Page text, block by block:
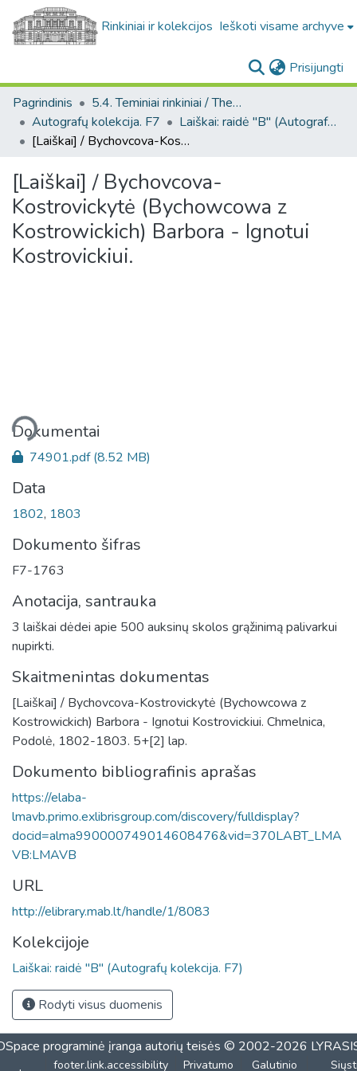
Rinkiniai ir kolekcijos Ieškoti visame archyve
Prisijungti
Pagrindinis
5.4. Teminiai rinkiniai / Thematic collections
Autografų kolekcija. F7
Laiškai: raidė "B" (Autografų kolekcija. F7)
[Laiškai] / Bychovcova-Kostrovickytė (Bychowcowa z Kostrowickich) Barbora - Ignotui Kostrovickiui.
[Laiškai] / Bychovcova-
Kostrovickytė (Bychowcowa z
Kostrowickich) Barbora - Ignotui
Kostrovickiui.
Dokumentai
74901.pdf(8.52 MB)
Data
1802, 1803
Dokumento šifras
F7-1763
Anotacija, santrauka
3 laiškai dėdei apie 500 auksinų skolos grąžinimą palivarkui
nupirkti.
Skaitmenintas dokumentas
[Laiškai] / Bychovcova-Kostrovickytė (Bychowcowa z
Kostrowickich) Barbora - Ignotui Kostrovickiui. Chmelnica,
Podolė, 1802-1803. 5+[2] lap.
Dokumento bibliografinis aprašas
https://elaba-
lmavb.primo.exlibrisgroup.com/discovery/fulldisplay?
docid=alma990000749014608476&vid=370LABT_LMA
VB:LMAVB
URL
http://elibrary.mab.lt/handle/1/8083
Kolekcijoje
Laiškai: raidė "B" (Autografų kolekcija. F7)
Rodyti visus duomenis
programinė įranga autorių teisės © 2002-2026
footer.link.accessibility Privatumo Galutinio